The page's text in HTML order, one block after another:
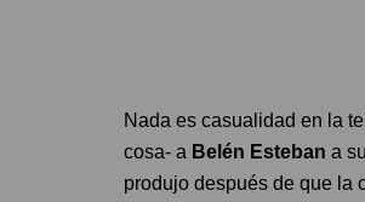
Nada es casualidad en la
cosa- a Belén Esteban a
produjo después de que la